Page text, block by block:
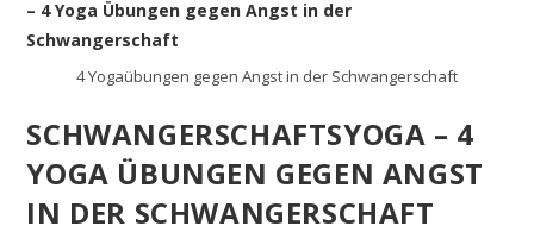
4 Yogaübungen gegen Angst in der Schwangerschaft
SCHWANGERSCHAFTSYOGA – 4
YOGA ÜBUNGEN GEGEN ANGST
IN DER SCHWANGERSCHAFT